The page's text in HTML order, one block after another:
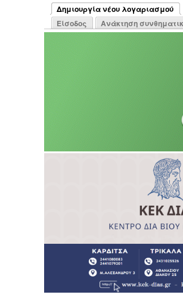
Πρωτεύουσες
Δημιουργία νέου λογαριασμού
(ενεργή καρτέλα)
Είσοδος Ανάκτηση